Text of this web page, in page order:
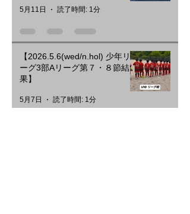
5月11日 読了時間: 1分
【2026.5.6(wed/n.hol) 少年リ
ーグ3部Aリーグ第７・８節結
果】
5月7日 読了時間: 1分